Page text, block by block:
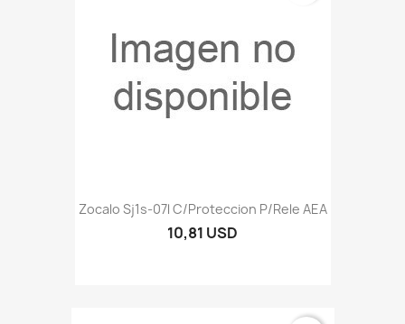
Zocalo Sj1s-07l C/proteccion P/rele AEA
10,81 USD